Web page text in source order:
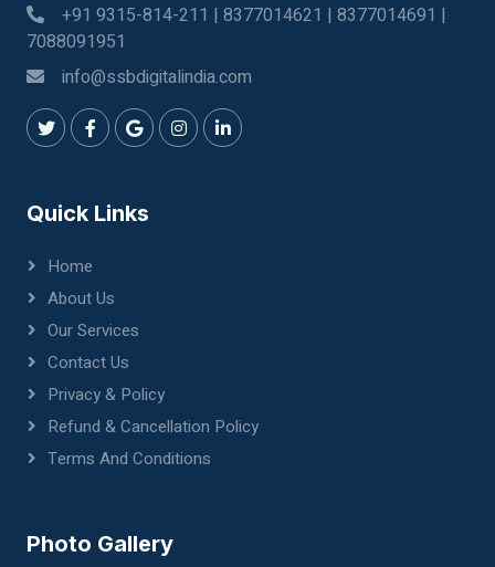
+91 9315-814-211 | 8377014621 | 8377014691 |
7088091951
info@ssbdigitalindia.com
Quick Links
Home
About Us
Our Services
Contact Us
Privacy & Policy
Refund & Cancellation Policy
Terms And Conditions
Photo Gallery